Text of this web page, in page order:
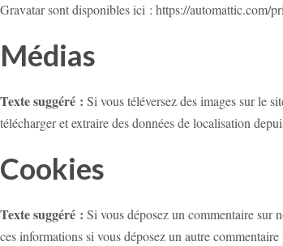
Gravatar sont disponibles ici : https://automattic.com/
Médias
Texte suggéré : Si vous téléversez des images sur le
télécharger et extraire des données de localisation
Cookies
Texte suggéré : Si vous déposez un commentaire sur
ces informations si vous déposez un autre